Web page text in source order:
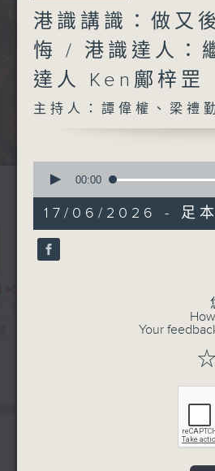
所有集數
您喜
主持人：
《港識生
港識講識：做又
悔 / 港識達人：
達人 Ken鄺梓罡
主持人：譚偉權、梁禮
seconds
48
minutes,
53
seconds
90%
00:00
17/06/2026 - 足
Your
☆